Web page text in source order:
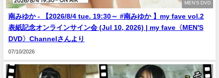
MEN'S DVD
南みゆか - 【2026/8/4 tue. 19:30～ #南みゆか 】my fave vol.2
表紙記念オンラインサイン会 (Jul 10, 2026) | my fave〈MEN'S
DVD〉Channelさんより
07/10/2026